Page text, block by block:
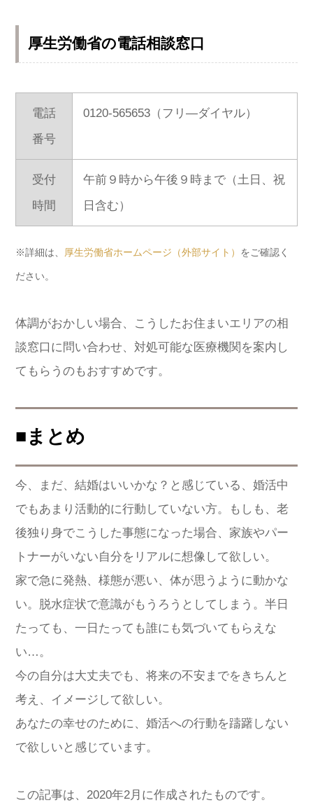
厚生労働省の電話相談窓口
電話
番号
0120-565653（フリ―ダイヤル）
受付
時間
午前９時から午後９時まで（土日、祝
日含む）
※詳細は、 厚生労働省ホームページ（外部サイト） をご確認く
ださい。
体調がおかしい場合、こうしたお住まいエリアの相
談窓口に問い合わせ、対処可能な医療機関を案内し
てもらうのもおすすめです。
■まとめ
今、まだ、結婚はいいかな？と感じている、婚活中
でもあまり活動的に行動していない方。もしも、老
後独り身でこうした事態になった場合、家族やパー
トナーがいない自分をリアルに想像して欲しい。
家で急に発熱、様態が悪い、体が思うように動かな
い。脱水症状で意識がもうろうとしてしまう。半日
たっても、一日たっても誰にも気づいてもらえな
い…。
今の自分は大丈夫でも、将来の不安までをきちんと
考え、イメージして欲しい。
あなたの幸せのために、婚活への行動を躊躇しない
で欲しいと感じています。
この記事は、2020年2月に作成されたものです。